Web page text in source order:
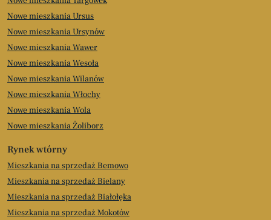
Nowe mieszkania Ursus
Nowe mieszkania Ursynów
Nowe mieszkania Wawer
Nowe mieszkania Wesoła
Nowe mieszkania Wilanów
Nowe mieszkania Włochy
Nowe mieszkania Wola
Nowe mieszkania Żoliborz
Rynek wtórny
Mieszkania na sprzedaż Bemowo
Mieszkania na sprzedaż Bielany
Mieszkania na sprzedaż Białołęka
Mieszkania na sprzedaż Mokotów